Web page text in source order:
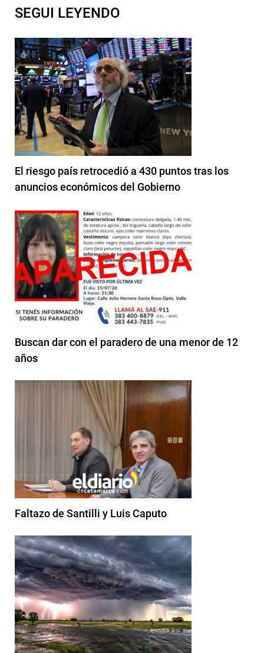
SEGUI LEYENDO
El riesgo país retrocedió a 430 puntos tras los
anuncios económicos del Gobierno
Buscan dar con el paradero de una menor de 12
años
Faltazo de Santilli y Luis Caputo